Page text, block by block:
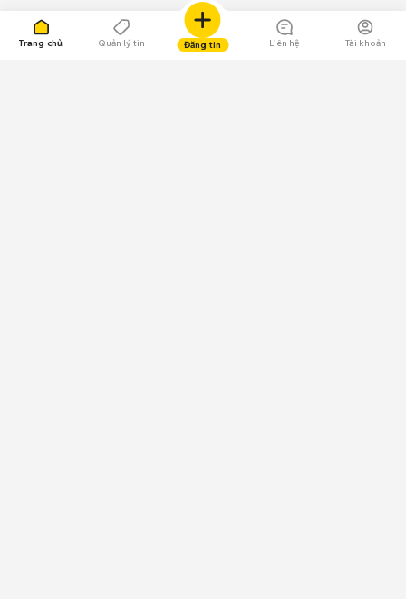
Trang chủ Quản lý tin Đăng tin Liên hệ Tài khoản